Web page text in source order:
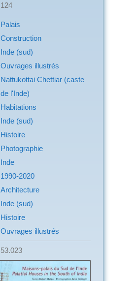
124
Palais
Construction
Inde (sud)
Ouvrages illustrés
Nattukottai Chettiar (caste
de l'Inde)
Habitations
Inde (sud)
Histoire
Photographie
Inde
1990-2020
Architecture
Inde (sud)
Histoire
Ouvrages illustrés
53.023